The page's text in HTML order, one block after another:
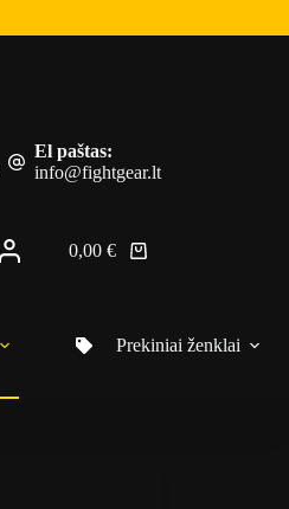
El paštas:
info@fightgear.lt
Shopping
0,00€
Prekiniai ženklai